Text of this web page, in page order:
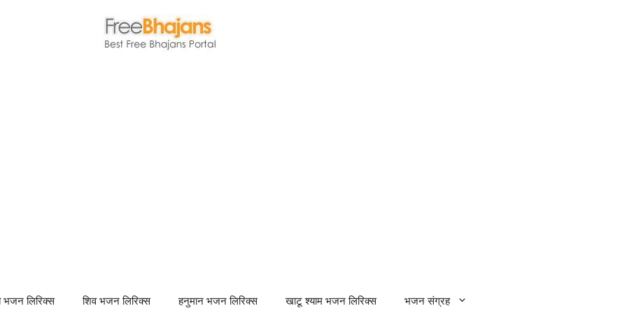
भजन लिरिक्स शिव भजन लिरिक्स हनुमान भजन लिरिक्स खाटू श्याम भजन लिरिक्स भजन संग्रह